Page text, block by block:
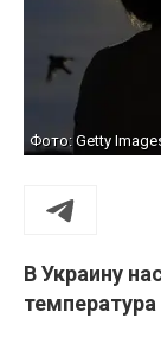
Фото: Getty
В Украину